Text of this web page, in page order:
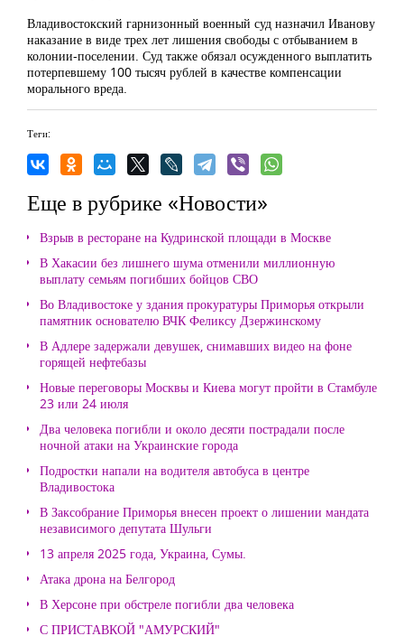
Владивостокский гарнизонный военный суд назначил Иванову
наказание в виде трех лет лишения свободы с отбыванием в
колонии-поселении. Суд также обязал осужденного выплатить
потерпевшему 100 тысяч рублей в качестве компенсации
морального вреда.
Теги:
Еще в рубрике «Новости»
Взрыв в ресторане на Кудринской площади в Москве
В Хакасии без лишнего шума отменили миллионную
выплату семьям погибших бойцов СВО
Во Владивостоке у здания прокуратуры Приморья открыли
памятник основателю ВЧК Феликсу Дзержинскому
В Адлере задержали девушек, снимавших видео на фоне
горящей нефтебазы
Новые переговоры Москвы и Киева могут пройти в Стамбуле
23 или 24 июля
Два человека погибли и около десяти пострадали после
ночной атаки на Украинские города
Подростки напали на водителя автобуса в центре
Владивостока
В Заксобрание Приморья внесен проект о лишении мандата
независимого депутата Шульги
13 апреля 2025 года, Украина, Сумы.
Атака дрона на Белгород
В Херсоне при обстреле погибли два человека
С ПРИСТАВКОЙ "АМУРСКИЙ"